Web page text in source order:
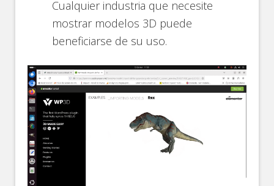
Cualquier industria que necesite
mostrar modelos 3D puede
beneficiarse de su uso.